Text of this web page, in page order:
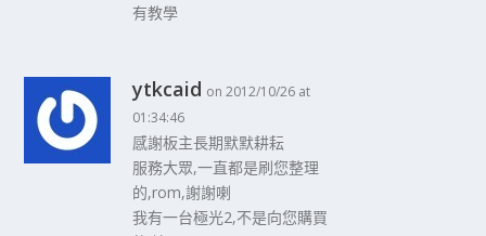
有教學
ytkcaid on 2012/10/26 at
01:34:46
感謝板主長期默默耕耘
服務大眾,一直都是刷您整理
的,rom,謝謝喇
我有一台極光2,不是向您購買